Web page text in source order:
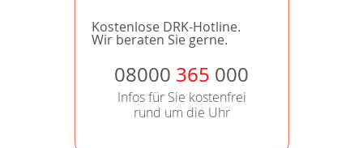
Kostenlose DRK-Hotline.
Wir beraten Sie gerne.
08000 365 000
Infos für Sie kostenfrei
rund um die Uhr